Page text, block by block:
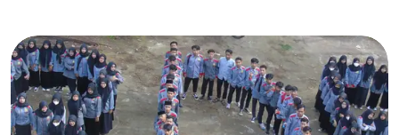
bagaimana peran ini telah berkembang seiring dengan
perkembangan teknologi. […]